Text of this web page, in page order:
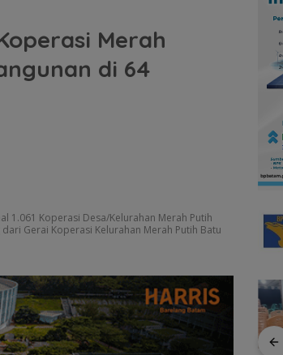
Merah
di 64
1.061 Koperasi Desa/Kelurahan Merah Putih
Gerai Koperasi Kelurahan Merah Putih Batu